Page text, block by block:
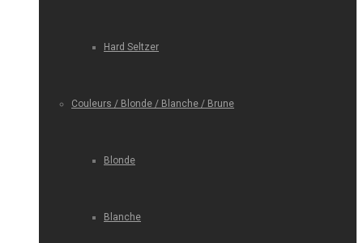
Hard Seltzer
Couleurs / Blonde / Blanche / Brune
Blonde
Blanche